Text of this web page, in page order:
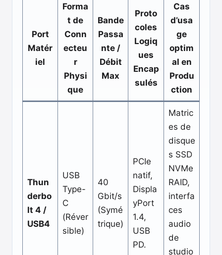
Port
Matér
iel
Forma
t de
Conn
ecteu
r
Physi
que
Bande
Passa
nte /
Débit
Max
Proto
coles
Logiq
ues
Encap
sulés
Cas
d’usa
ge
optim
al en
Produ
ction
Thun
derbo
lt 4 /
USB4
USB
Type-
C
(Réver
sible)
40
Gbit/s
(Symé
trique)
PCIe
natif,
Displa
yPort
1.4,
USB
PD.
Matric
es de
disque
s SSD
NVMe
RAID,
interfa
ces
audio
de
studio